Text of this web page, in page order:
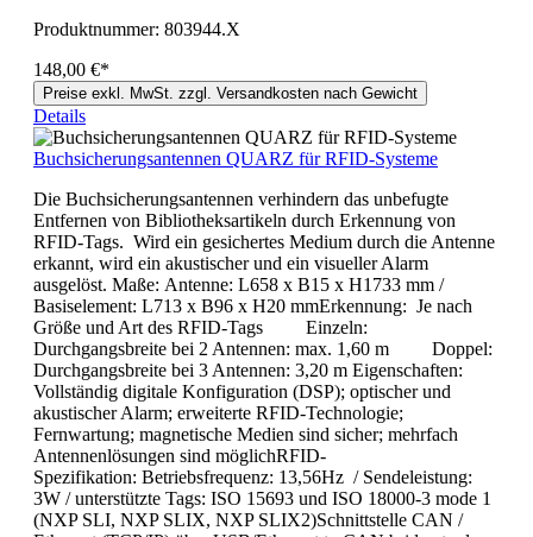
Produktnummer: 803944.X
148,00 €*
Preise exkl. MwSt. zzgl. Versandkosten nach Gewicht
Details
Buchsicherungsantennen QUARZ für RFID-Systeme
Die Buchsicherungsantennen verhindern das unbefugte
Entfernen von Bibliotheksartikeln durch Erkennung von
RFID-Tags. Wird ein gesichertes Medium durch die Antenne
erkannt, wird ein akustischer und ein visueller Alarm
ausgelöst. Maße: Antenne: L658 x B15 x H1733 mm /
Basiselement: L713 x B96 x H20 mmErkennung: Je nach
Größe und Art des RFID-Tags Einzeln:
Durchgangsbreite bei 2 Antennen: max. 1,60 m Doppel:
Durchgangsbreite bei 3 Antennen: 3,20 m Eigenschaften:
Vollständig digitale Konfiguration (DSP); optischer und
akustischer Alarm; erweiterte RFID-Technologie;
Fernwartung; magnetische Medien sind sicher; mehrfach
Antennenlösungen sind möglichRFID-
Spezifikation: Betriebsfrequenz: 13,56Hz / Sendeleistung:
3W / unterstützte Tags: ISO 15693 und ISO 18000-3 mode 1
(NXP SLI, NXP SLIX, NXP SLIX2)Schnittstelle CAN /